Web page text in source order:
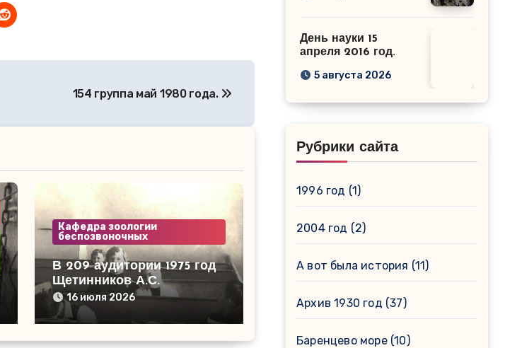
154 группа май 1980 года.
Кафедра зоологии
беспозвоночных
В 209 аудитории 1975 год
Щетинников А.С.
16 июля 2026
День науки 15
апреля 2016 год.
5 августа 2026
Рубрики сайта
1996 год (1)
2004 год (2)
А вот была история (11)
Архив 1930 год (37)
Баренцево море(10)